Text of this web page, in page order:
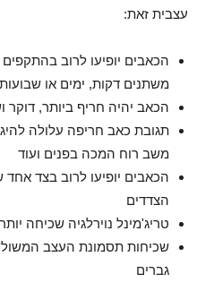
עצבית זאת:
הכאבים יופיעו לרוב
משתנים דקות, ימים או שבועות
הכאב יהיה חריף ביותר, דוקר
תגובת כאב חריפה עלולה
משב רוח המכה בפנים ועוד
הכאבים יופיעו לרוב בצד
הצדדים
טריג'מינל נוירלגיה שכיחה יותר
שכיחות תסמונת העצב
גברים